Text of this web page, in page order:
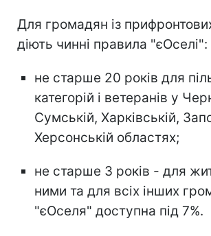
Для громадян із
діють чинні правила "єОселі":
не старше 20 років для
категорій і ветеранів у
Сумській, Харківській,
Херсонській областях;
не старше 3 років - для
ними та для всіх інших
"єОселя" доступна під 7%.